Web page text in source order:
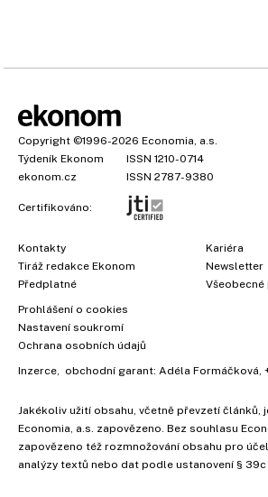
Copyright ©1996-2026 Economia, a.s.
Týdeník Ekonom
ISSN 1210-0714
ekonom.cz
ISSN 2787-9380
Certifikováno:
Kontakty
Tiráž redakce Ekonom
Předplatné
Kariéra
Newsletter
Prohlášení o cookies
Nastavení soukromí
Ochrana osobních údajů
Inzerce, obchodní garant: Adéla Formáčková,
Jakékoliv užití obsahu, včetně převzetí článků,
Economia, a.s. zapovězeno. Bez souhlasu
zapovězeno též rozmnožování obsahu pro
analýzy textů nebo dat podle ustanovení §